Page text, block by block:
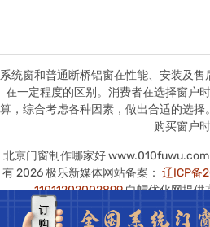
系统窗和普通断桥铝窗在性能、安装及
在一定程度的区别。消费者在选择窗户
算，综合考虑各种因素，做出合适的选
购买窗户时
北京门窗制作哪家好
有 2026 极乐新媒体网站备案： 辽ICP备
11011202002899白帽优化网提供
本站图版文字视频这类版权声明：艾惟
知识版权，如果涉猎侵犯版权或违法内